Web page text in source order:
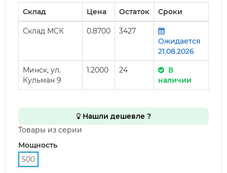
Склад Цена Остаток Сроки
Склад МСК 0.8700
3427
Ожидается
21.08.2026
Минск, ул.
Кульман 9
1.2000 24
В
наличии
Нашли дешевле ?
Товары из серии
Мощность
500